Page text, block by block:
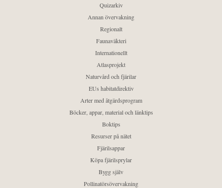
Quizarkiv
Annan övervakning
Regionalt
Faunaväkteri
Internationellt
Atlasprojekt
Naturvård och fjärilar
EUs habitatdirektiv
Arter med åtgärdsprogram
Böcker, appar, material och länktips
Boktips
Resurser på nätet
Fjärilsappar
Köpa fjärilsprylar
Bygg själv
Pollinatörsövervakning